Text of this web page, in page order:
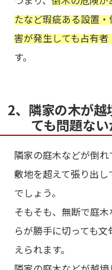
たなど瑕疵ある設置
害が発生しても占有
す。
2、隣家の木が越
ても問題ない
隣家の庭木などが倒
敷地を超えて張り出
でしょう。
そもそも、無断で庭
らが勝手に切っても
えられます。